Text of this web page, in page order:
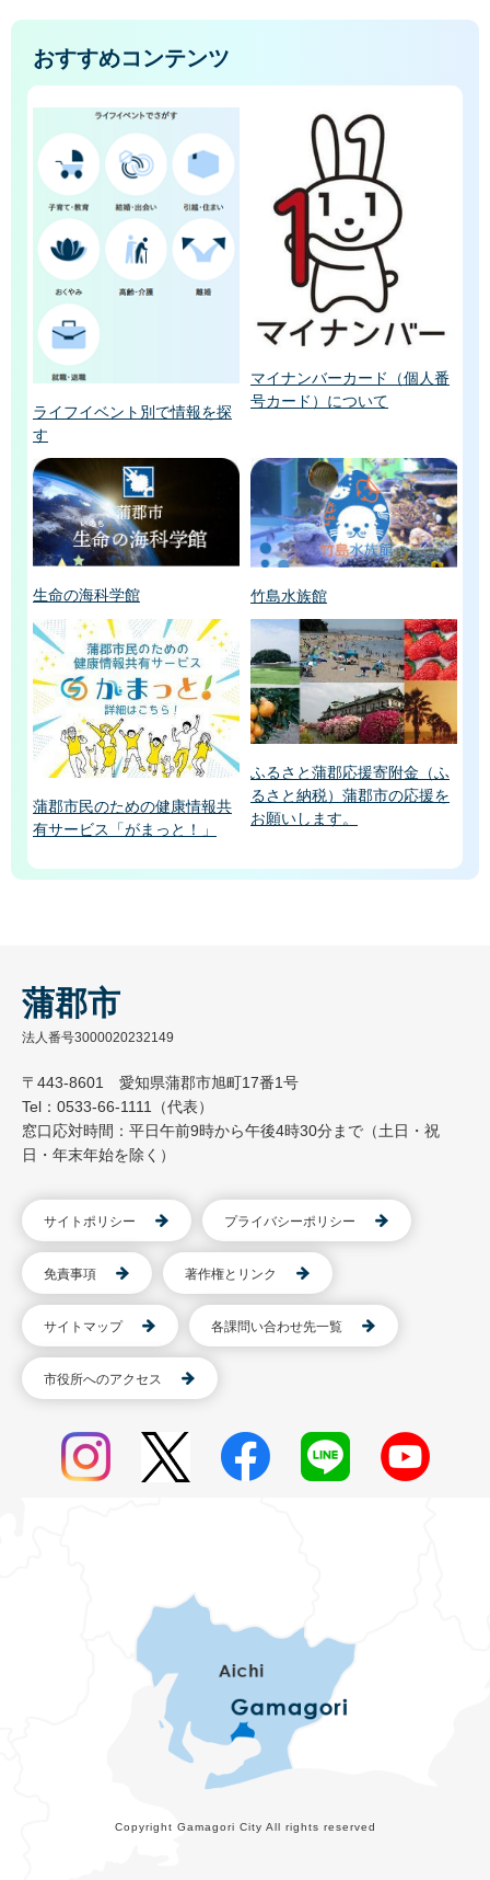
おすすめコンテンツ
ライフイベント別で情報を探
す
マイナンバーカード（個人番
号カード）について
生命の海科学館 竹島水族館
蒲郡市民のための健康情報共
有サービス「がまっと！」
ふるさと蒲郡応援寄附金（ふ
るさと納税）蒲郡市の応援を
お願いします。
蒲郡市
法人番号3000020232149
〒443-8601 愛知県蒲郡市旭町17番1号
Tel：0533-66-1111（代表）
窓口応対時間：平日午前9時から午後4時30分まで（土日・祝
日・年末年始を除く）
サイトポリシー プライバシーポリシー
免責事項 著作権とリンク
サイトマップ 各課問い合わせ先一覧
市役所へのアクセス
Copyright Gamagori City All rights reserved